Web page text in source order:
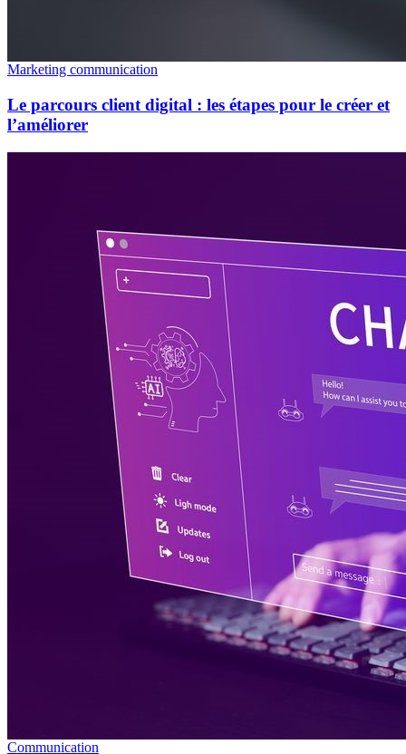
Marketing communication
Le parcours client digital : les étapes pour le créer et
l’améliorer
Communication